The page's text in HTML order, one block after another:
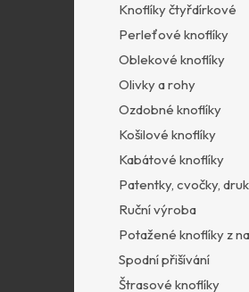
Knoflíky čtyřdírkové
Perleťové knoflíky
Oblekové knoflíky
Olivky a rohy
Ozdobné knoflíky
Košilové knoflíky
Kabátové knoflíky
Patentky, cvočky,
Ruční výroba
Potažené knoflíky z
Spodní přišívání
Štrasové knoflíky